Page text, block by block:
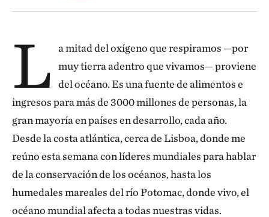
L
a mitad del oxígeno que respiramos —por
muy tierra adentro que vivamos— proviene
del océano. Es una fuente de alimentos e
ingresos para más de 3000 millones de personas, la
gran mayoría en países en desarrollo, cada año.
Desde la costa atlántica, cerca de Lisboa, donde me
reúno esta semana con líderes mundiales para hablar
de la conservación de los océanos, hasta los
humedales mareales del río Potomac, donde vivo, el
océano mundial afecta a todas nuestras vidas.